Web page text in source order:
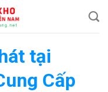
tại
Cấp